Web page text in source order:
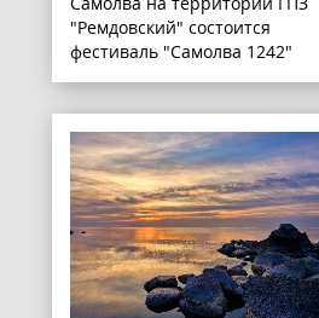
"Ремдовский" состоится
фестиваль "Самолва 1242"